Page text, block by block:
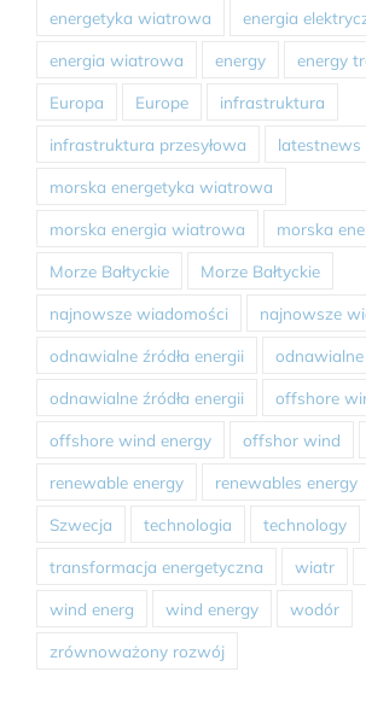
energetyka wiatrowa energia
energia wiatrowa energy energy
Europa Europe infrastruktura
infrastruktura przesyłowa latestnews
morska energetyka wiatrowa
morska energia wiatrowa morska
Morze Bałtyckie Morze Bałtyckie
najnowsze wiadomości najnowsze
odnawialne źródła energii odnawialne
odnawialne źródła energii offshore
offshore wind energy offshor wind
renewable energy renewables energy
Szwecja technologia technology
transformacja energetyczna wiatr
wind energ wind energy wodór
zrównoważony rozwój